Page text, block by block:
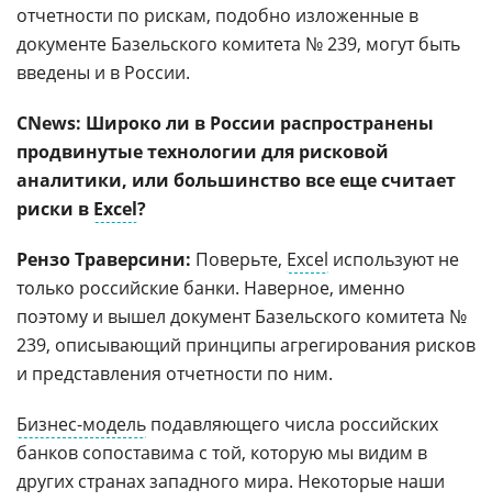
отчетности по рискам, подобно изложенные в
документе Базельского комитета № 239, могут быть
введены и в России.
CNews: Широко ли в России распространены
продвинутые технологии для рисковой
аналитики, или большинство все еще считает
риски в Excel?
Рензо Траверсини: Поверьте, Excel используют не
только российские банки. Наверное, именно
поэтому и вышел документ Базельского комитета №
239, описывающий принципы агрегирования рисков
и представления отчетности по ним.
Бизнес-модель подавляющего числа российских
банков сопоставима с той, которую мы видим в
других странах западного мира. Некоторые наши